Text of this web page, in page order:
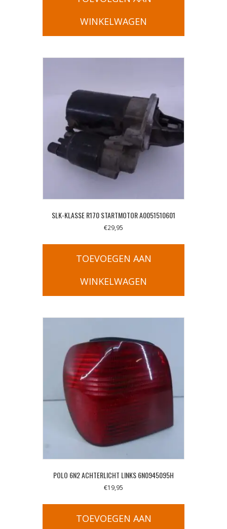
WINKELWAGEN
SLK-KLASSE R170 STARTMOTOR A0051510601
€29,95
TOEVOEGEN AAN
WINKELWAGEN
POLO 6N2 ACHTERLICHT LINKS 6N0945095H
€19,95
TOEVOEGEN AAN